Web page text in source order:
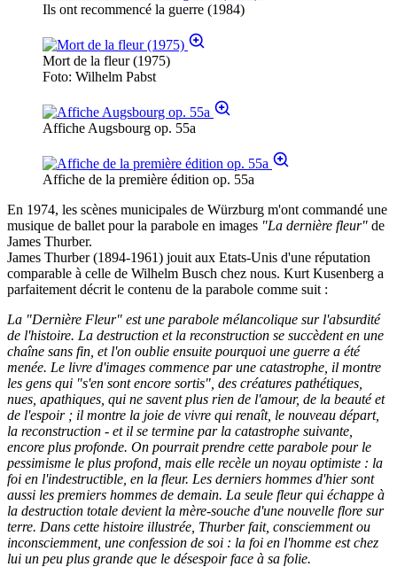
Ils ont recommencé la guerre (1984)
Mort de la fleur (1975)
Foto: Wilhelm Pabst
Affiche Augsbourg op. 55a
Affiche de la première édition op. 55a
En 1974, les scènes municipales de Würzburg m'ont commandé une
musique de ballet pour la parabole en images "La dernière fleur" de
James Thurber.
James Thurber (1894-1961) jouit aux Etats-Unis d'une réputation
comparable à celle de Wilhelm Busch chez nous. Kurt Kusenberg a
parfaitement décrit le contenu de la parabole comme suit :
La "Dernière Fleur" est une parabole mélancolique sur l'absurdité
de l'histoire. La destruction et la reconstruction se succèdent en une
chaîne sans fin, et l'on oublie ensuite pourquoi une guerre a été
menée. Le livre d'images commence par une catastrophe, il montre
les gens qui "s'en sont encore sortis", des créatures pathétiques,
nues, apathiques, qui ne savent plus rien de l'amour, de la beauté et
de l'espoir ; il montre la joie de vivre qui renaît, le nouveau départ,
la reconstruction - et il se termine par la catastrophe suivante,
encore plus profonde. On pourrait prendre cette parabole pour le
pessimisme le plus profond, mais elle recèle un noyau optimiste : la
foi en l'indestructible, en la fleur. Les derniers hommes d'hier sont
aussi les premiers hommes de demain. La seule fleur qui échappe à
la destruction totale devient la mère-souche d'une nouvelle flore sur
terre. Dans cette histoire illustrée, Thurber fait, consciemment ou
inconsciemment, une confession de soi : la foi en l'homme est chez
lui un peu plus grande que le désespoir face à sa folie.